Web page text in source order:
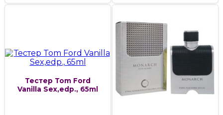
Тестер Tom Ford
Vanilla Sex,edp., 65ml